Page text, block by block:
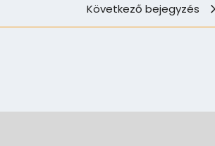
Következő bejegyzés